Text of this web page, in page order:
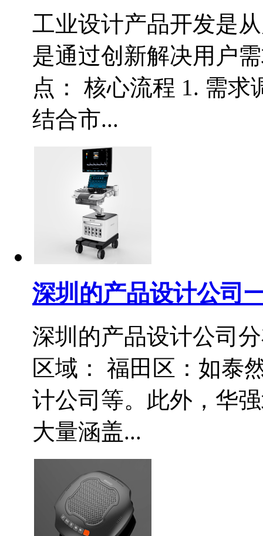
工业设计产品开发是
是通过创新解决用户
点： 核心流程 1. 需求
结合市...
深圳的产品设计公司
深圳的产品设计公司
区域： 福田区：如泰
计公司等。此外，华
大量涵盖...